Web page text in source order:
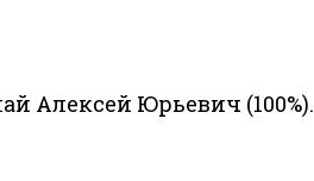
Алексей Юрьевич